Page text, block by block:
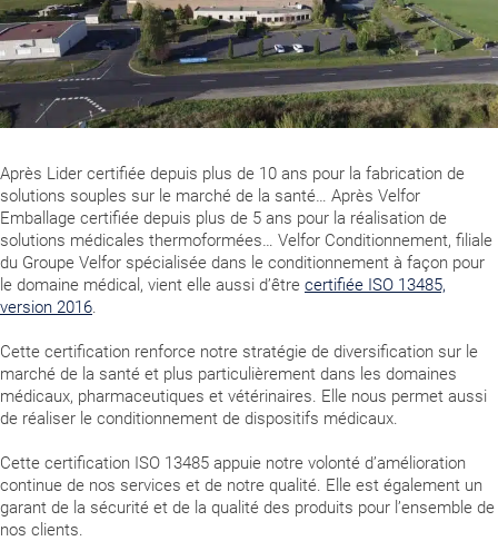
Après Lider certifiée depuis plus de 10 ans pour la fabrication de
solutions souples sur le marché de la santé… Après Velfor
Emballage certifiée depuis plus de 5 ans pour la réalisation de
solutions médicales thermoformées… Velfor Conditionnement, filiale
du Groupe Velfor spécialisée dans le conditionnement à façon pour
le domaine médical, vient elle aussi d’être certifiée ISO 13485,
version 2016.
Cette certification renforce notre stratégie de diversification sur le
marché de la santé et plus particulièrement dans les domaines
médicaux, pharmaceutiques et vétérinaires. Elle nous permet aussi
de réaliser le conditionnement de dispositifs médicaux.
Cette certification ISO 13485 appuie notre volonté d’amélioration
continue de nos services et de notre qualité. Elle est également un
garant de la sécurité et de la qualité des produits pour l’ensemble de
nos clients.